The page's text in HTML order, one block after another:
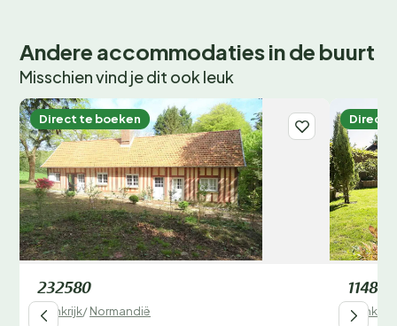
Andere accommodaties in de buurt
Misschien vind je dit ook leuk
Direct te boeken
232580
Frankrijk/Normandië
Direct
114875
Frankrijk